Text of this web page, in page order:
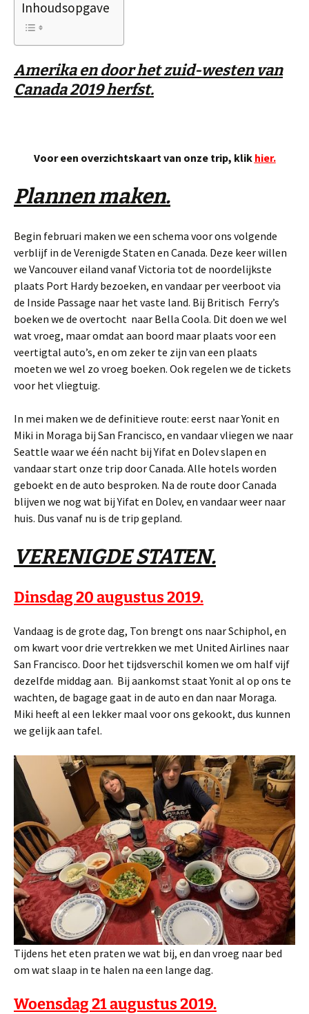
Inhoudsopgave
Amerika endoorhet zuid-westen van
Canada 2019 herfst.
Voor een overzichtskaart van onze trip, klik hier.
Plannen maken.
Begin februari maken we een schema voor ons volgende
verblijf in de Verenigde Staten en Canada. Deze keer willen
we Vancouver eiland vanaf Victoria tot de noordelijkste
plaats Port Hardy bezoeken, en vandaar per veerboot via
de Inside Passage naar het vaste land. Bij Britisch Ferry’s
boeken we de overtocht naar Bella Coola. Dit doen we wel
wat vroeg, maar omdat aan boord maar plaats voor een
veertigtal auto’s, en om zeker te zijn van een plaats
moeten we wel zo vroeg boeken. Ook regelen we de tickets
voor het vliegtuig.
In mei maken we de definitieve route: eerst naar Yonit en
Miki in Moraga bij San Francisco, en vandaar vliegen we naar
Seattle waar we één nacht bij Yifat en Dolev slapen en
vandaar start onze trip door Canada. Alle hotels worden
geboekt en de auto besproken. Na de route door Canada
blijven we nog wat bij Yifat en Dolev, en vandaar weer naar
huis. Dus vanaf nu is de trip gepland.
VERENIGDE STATEN.
Dinsdag 20 augustus 2019.
Vandaag is de grote dag, Ton brengt ons naar Schiphol, en
om kwart voor drie vertrekken we met United Airlines naar
San Francisco. Door het tijdsverschil komen we om half vijf
dezelfde middag aan. Bij aankomst staat Yonit al op ons te
wachten, de bagage gaat in de auto en dan naar Moraga.
Miki heeft al een lekker maal voor ons gekookt, dus kunnen
we gelijk aan tafel.
Tijdens het eten praten we wat bij, en dan vroeg naar bed
om wat slaap in te halen na een lange dag.
Woensdag 21 augustus 2019.